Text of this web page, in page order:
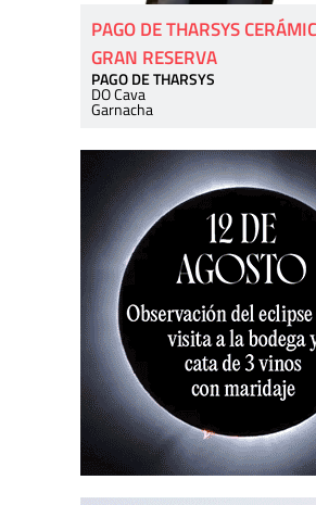
PAGO DE THARSYS
GRAN RESERVA
PAGO DE THARSYS
DO Cava
Garnacha